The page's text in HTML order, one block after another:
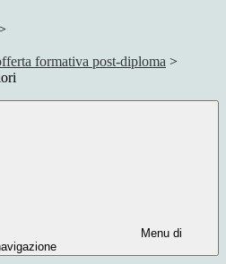
formativa post-diploma >
Menu di